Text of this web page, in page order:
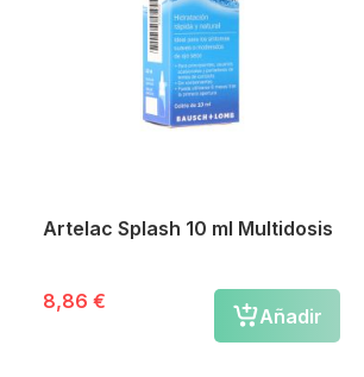
Artelac Splash 10 ml Multidosis
8,86 €
Añadir